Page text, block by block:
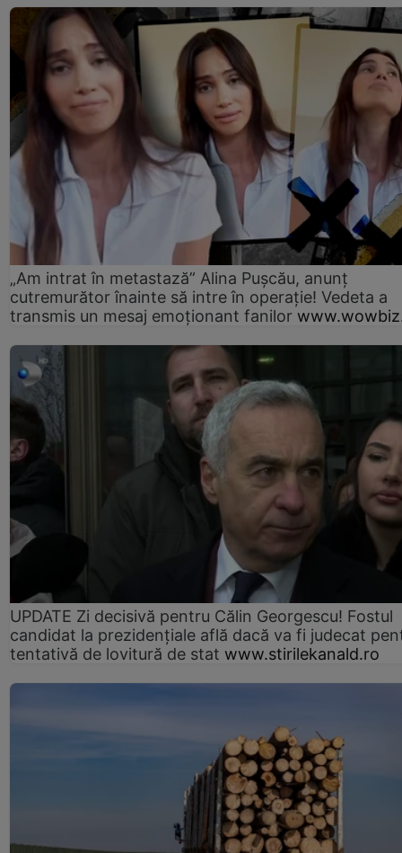
„Am intrat în metastază” Alina Pușcău, anunț
cutremurător înainte să intre în operație! Vedeta a
transmis un mesaj emoționant fanilor
UPDATE Zi decisivă pentru Călin Georgescu! Fostul
candidat la prezidențiale află dacă va fi judecat
tentativă de lovitură de stat www.stirilekanald.ro